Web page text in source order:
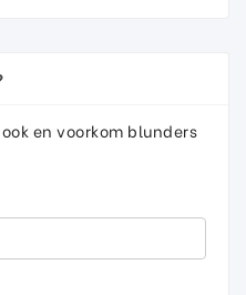
en voorkom blunders